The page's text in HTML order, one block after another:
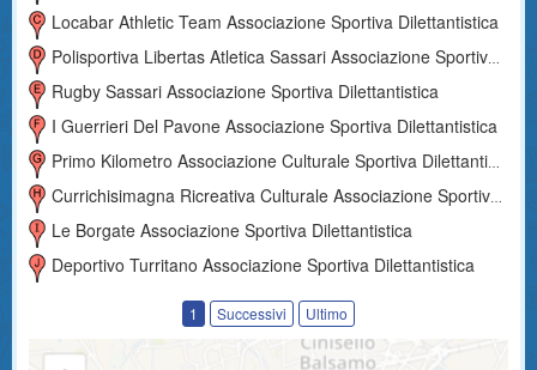
Locabar Athletic Team Associazione Sportiva Dilettantistica
Polisportiva Libertas Atletica Sassari Associazione Sportiva Dilettantistica
Rugby Sassari Associazione Sportiva Dilettantistica
I Guerrieri Del Pavone Associazione Sportiva Dilettantistica
Primo Kilometro Associazione Culturale Sportiva Dilettantistica
Currichisimagna Ricreativa Culturale Associazione Sportiva Dilettantistica
Le Borgate Associazione Sportiva Dilettantistica
Deportivo Turritano Associazione Sportiva Dilettantistica
1 Successivi Ultimo